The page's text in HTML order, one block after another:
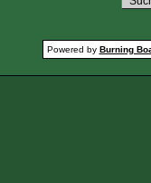
Powered by Burning